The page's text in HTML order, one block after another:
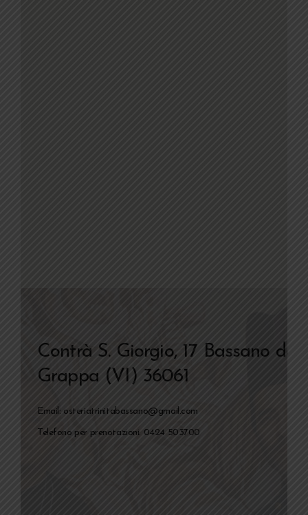
Contrà S. Giorgio, 17 Bassano del
Grappa (VI) 36061
Email: osteriatrinitabassano@gmail.com
Telefono per prenotazioni: 0424 503700